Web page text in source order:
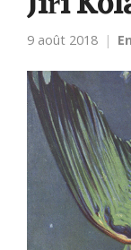
9 août 2018